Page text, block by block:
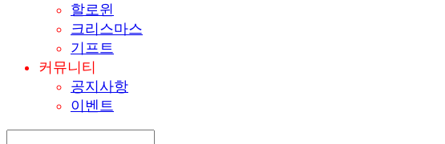
할로윈
크리스마스
기프트
커뮤니티
공지사항
이벤트